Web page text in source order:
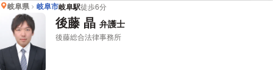
岐阜県 岐阜市岐阜駅徒歩6分
後藤 晶 弁護士
後藤総合法律事務所